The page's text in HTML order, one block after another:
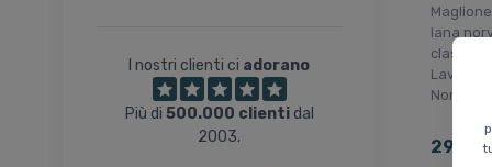
I nostri clienti ci adorano
Più di 500.000 clientidal
2003.
lana
classico
Lavorato
Norvegia.
299